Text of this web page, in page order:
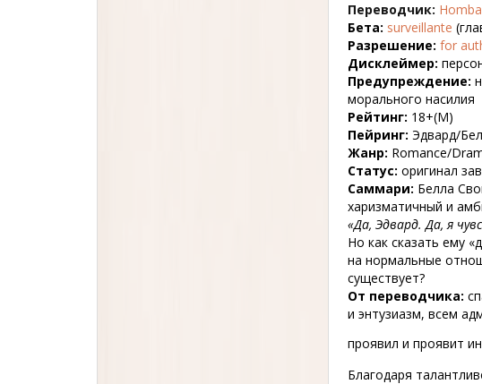
Переводчик: Homba
Бета: surveillante
Разрешение: for
Дисклеймер:
Предупреждение:
морального насилия
Рейтинг: 18+(M)
Пейринг: Эдвард/
Жанр: Romance/
Статус: оригинал
Саммари: Белла
харизматичный и
«Да, Эдвард. Да, я
Но как сказать ему
на нормальные
существует?
От переводчика:
и энтузиазм, всем
проявил и проявит
Благодаря